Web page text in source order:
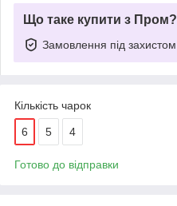
Що таке купити з Пром?
Замовлення під захистом
Кількість чарок
6 5 4
Готово до відправки